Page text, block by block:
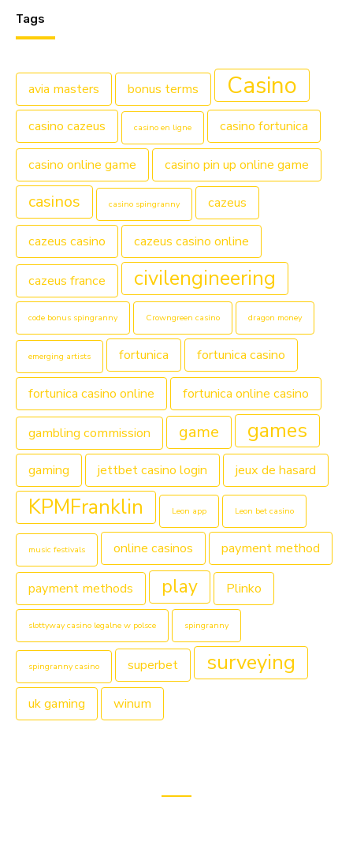
Tags
avia masters bonus terms Casino
casino cazeus casino en ligne casino fortunica
casino online game casino pin up online game
casinos casino spingranny cazeus
cazeus casino cazeus casino online
cazeus france civilengineering
code bonus spingranny Crowngreen casino dragon money
emerging artists fortunica fortunica casino
fortunica casino online fortunica online casino
gambling commission game games
gaming jettbet casino login jeux de hasard
KPMFranklin Leon app Leon bet casino
music festivals online casinos payment method
payment methods play Plinko
slottyway casino legalne w polsce spingranny
spingranny casino superbet surveying
uk gaming winum